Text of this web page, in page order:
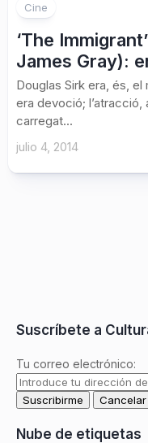
Cine
‘The
James Gray):
Douglas Sirk era, és, el
era devoció; l’atracció,
carregat...
julio 4, 2014
Suscríbete a
Tu correo electrónico:
Nube de etiquetas